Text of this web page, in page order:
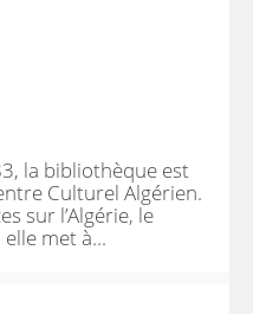
la bibliothèque est
Culturel Algérien.
sur l’Algérie, le
met à...